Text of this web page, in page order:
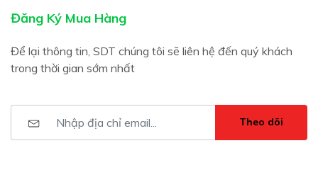
Đăng Ký Mua Hàng
Để lại thông tin, SDT chúng tôi sẽ liên hệ đến quý khách
trong thời gian sớm nhất
Theo dõi